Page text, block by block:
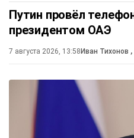
Путин провёл
президентом ОАЭ
7 августа 2026, 13:58 Иван Тихонов ,